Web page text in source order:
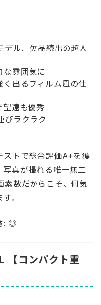
デル、欠品続出の超人
な雰囲気に
く出るフィルム風の仕
遠も優秀
びラクラク
ストで総合評価A+を獲
真が撮れる唯一無二
素数だからこそ、何気
。
: ◎
【コンパクト重